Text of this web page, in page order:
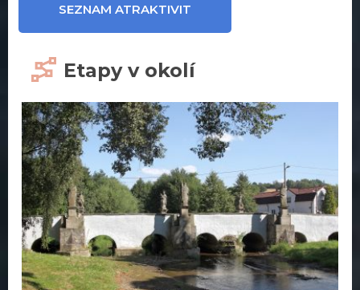
SEZNAM ATRAKTIVIT
Etapy v okolí